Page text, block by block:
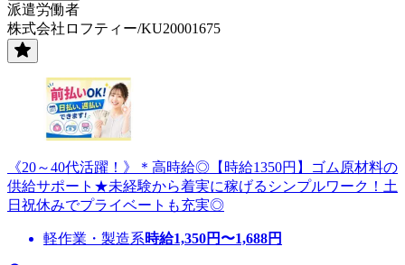
派遣労働者
株式会社ロフティー/KU20001675
《20～40代活躍！》＊高時給◎【時給1350円】ゴム原材料の
供給サポート★未経験から着実に稼げるシンプルワーク！土
日祝休みでプライベートも充実◎
軽作業・製造系時給1,350円〜1,688円